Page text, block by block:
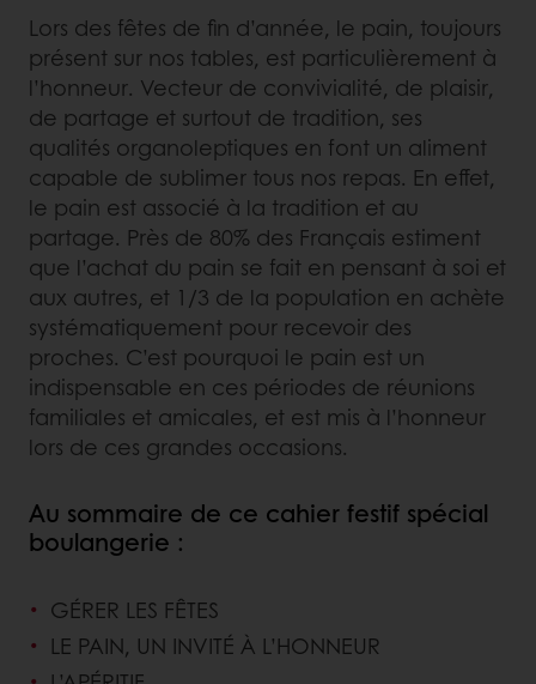
Lors des fêtes de fin d’année, le pain, toujours
présent sur nos tables, est particulièrement à
l’honneur. Vecteur de convivialité, de plaisir,
de partage et surtout de tradition, ses
qualités organoleptiques en font un aliment
capable de sublimer tous nos repas. En effet,
le pain est associé à la tradition et au
partage. Près de 80% des Français estiment
que l’achat du pain se fait en pensant à soi et
aux autres, et 1/3 de la population en achète
systématiquement pour recevoir des
proches. C’est pourquoi le pain est un
indispensable en ces périodes de réunions
familiales et amicales, et est mis à l’honneur
lors de ces grandes occasions.
Au sommaire de ce cahier festif spécial
boulangerie :
GÉRER LES FÊTES
LE PAIN, UN INVITÉ À L’HONNEUR